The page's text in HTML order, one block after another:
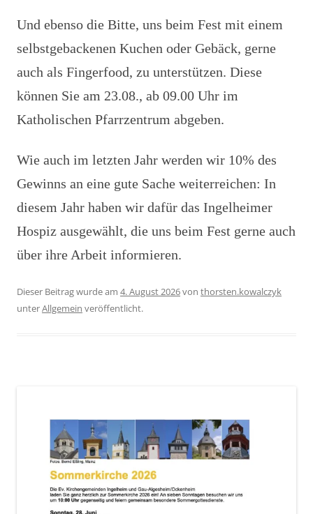
Und ebenso die Bitte, uns beim Fest mit einem
selbstgebackenen Kuchen oder Gebäck, gerne
auch als Fingerfood, zu unterstützen. Diese
können Sie am 23.08., ab 09.00 Uhr im
Katholischen Pfarrzentrum abgeben.
Wie auch im letzten Jahr werden wir 10% des
Gewinns an eine gute Sache weiterreichen: In
diesem Jahr haben wir dafür das Ingelheimer
Hospiz ausgewählt, die uns beim Fest gerne auch
über ihre Arbeit informieren.
Dieser Beitrag wurde am 4. August 2026von thorsten.kowalczyk
unterAllgemein veröffentlicht.